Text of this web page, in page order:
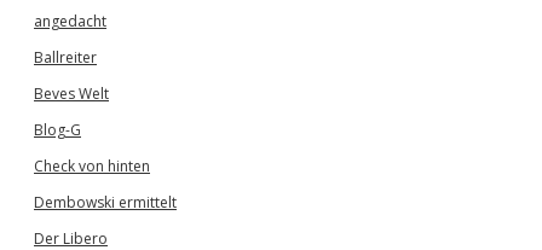
angedacht
Ballreiter
Beves Welt
Blog-G
Check von hinten
Dembowski ermittelt
Der Libero